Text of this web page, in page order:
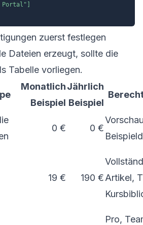
Portal"]
zuerst festlegen
Dateien erzeugt, sollte die
Tabelle vorliegen.
Monatlich
Beispiel
Jährlich
Beispiel
0 € 0 €
19 € 190 €Artikel,
Pro,